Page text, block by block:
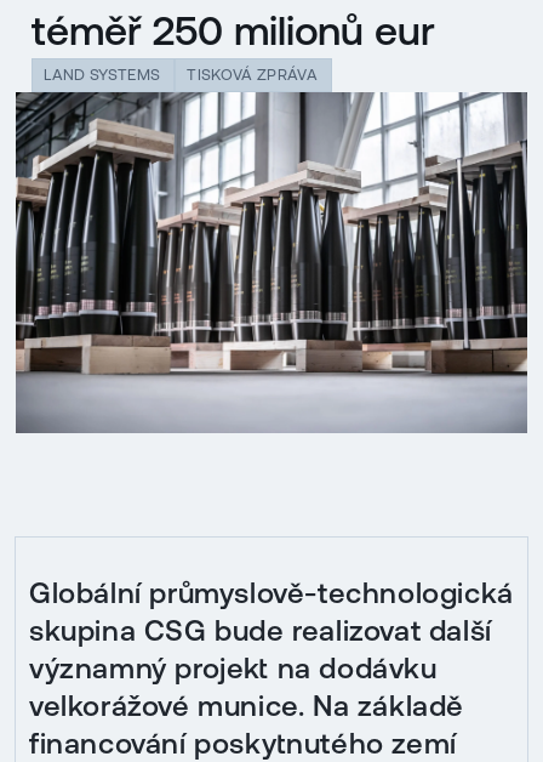
téměř 250 milionů eur
LAND SYSTEMS TISKOVÁ ZPRÁVA
Globální průmyslově-technologická
skupina CSG bude realizovat další
významný projekt na dodávku
velkorážové munice. Na základě
financování poskytnutého zemí